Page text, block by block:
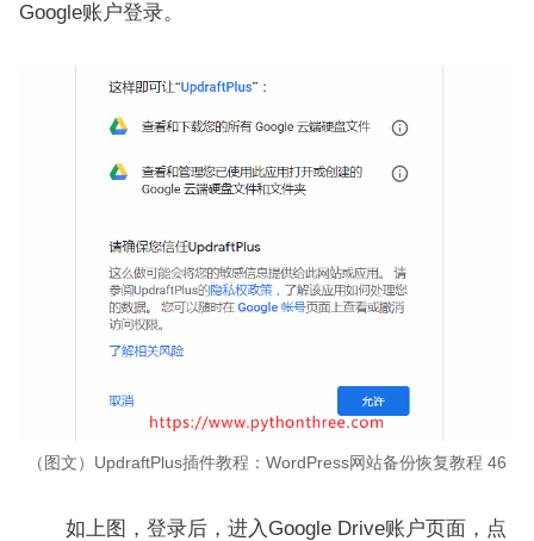
Google账户登录。
（图文）UpdraftPlus插件教程：WordPress网站备份恢复教程 46
如上图，登录后，进入Google Drive账户页面，点